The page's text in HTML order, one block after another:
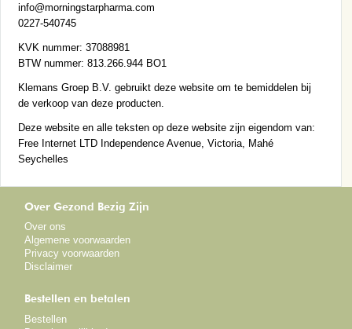
info@morningstarpharma.com
0227-540745
KVK nummer: 37088981
BTW nummer: 813.266.944 BO1
Klemans Groep B.V. gebruikt deze website om te bemiddelen bij
de verkoop van deze producten.
Deze website en alle teksten op deze website zijn eigendom van:
Free Internet LTD Independence Avenue, Victoria, Mahé
Seychelles
Over Gezond Bezig Zijn
Over ons
Algemene voorwaarden
Privacy voorwaarden
Disclaimer
Bestellen en betalen
Bestellen